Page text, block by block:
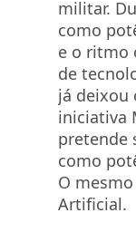
militar.
como
e o ritmo
de
já deixou
iniciativa
pretende
como
O
Artificial.